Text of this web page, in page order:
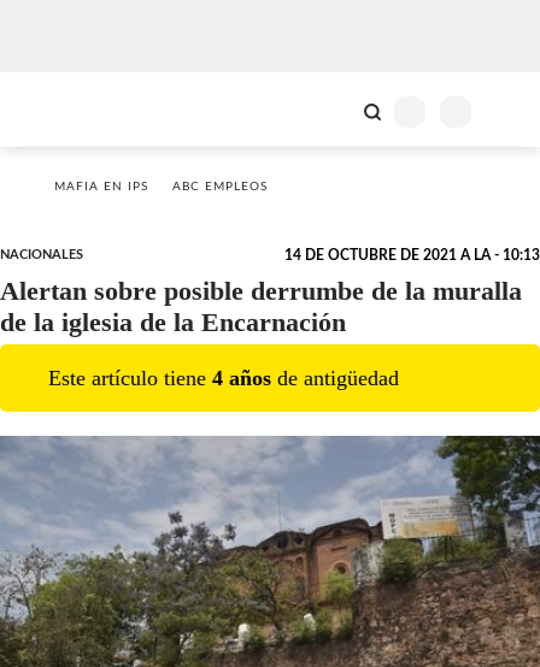
MAFIA EN IPS ABC EMPLEOS
NACIONALES 14 DE OCTUBRE DE 2021 A LA - 10:13
Alertan sobre posible derrumbe de la muralla
de la iglesia de la Encarnación
Este artículo tiene 4 años de antigüedad